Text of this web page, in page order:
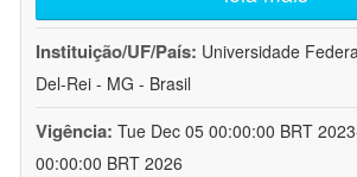
Instituição/UF/País: Universidade
Del-Rei - MG - Brasil
Vigência: Tue Dec 05 00:00:00 BRT
00:00:00 BRT 2026